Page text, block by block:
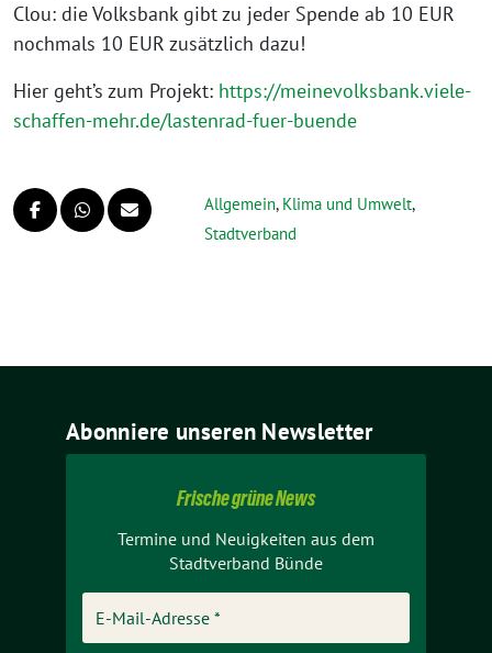
Clou: die Volksbank gibt zu jeder Spende ab 10 EUR
nochmals 10 EUR zusätzlich dazu!
Hier geht’s zum Projekt: https://meinevolksbank.viele-
schaffen-mehr.de/lastenrad-fuer-buende
Allgemein, Klima und Umwelt,
Stadtverband
Abonniere unseren Newsletter
Frische grüne News
Termine und Neuigkeiten aus dem
Stadtverband Bünde